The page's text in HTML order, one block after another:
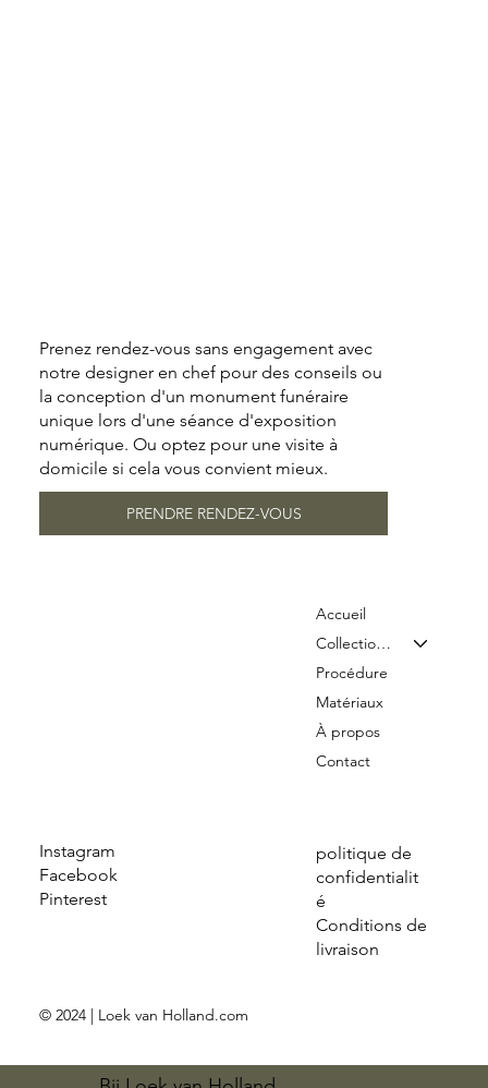
Instagram
Facebook
Pinterest
politique de
confidentialit
é
Conditions de
livraison
Accueil
Collection & Tarifs
Procédure
Matériaux
À propos
Contact
© 2024 | Loek van Holland.com
Prenez rendez-vous sans engagement avec
notre designer en chef pour des conseils ou
la conception d'un monument funéraire
unique lors d'une séance d'exposition
numérique. Ou optez pour une visite à
domicile si cela vous convient mieux.
PRENDRE RENDEZ-VOUS